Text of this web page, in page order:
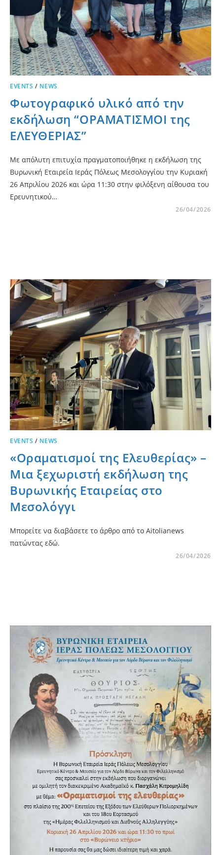
EVENTS / NEWS
Φωτογραφικό υλικό από την
εκδήλωση “ΟΡΑΜΑΤΙΣΜΟΙ της
ΕΛΕΥΘΕΡΙΑΣ”
Με απόλυτη επιτυχία πραγματοποιήθηκε η εκδήλωση της
Βυρωνική Εταιρεία Ιεράς Πόλεως Μεσολογγίου την Κυριακή
26 Απριλίου 2026 και ώρα 11:30 στην φιλόξενη αίθουσα του
Ερευνητικού…
26/04/2026
EVENTS / NEWS
«Οραματισμοί της Ελευθερίας» –
Μια ξεχωριστή εκδήλωση της
Βυρωνικής Εταιρείας στο
Μεσολόγγι
Μπορείτε να διαβάσετε το άρθρο από το Aitolianews
πατώντας εδώ.
26/04/2026